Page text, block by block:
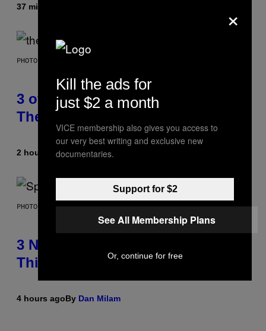
37 minutes ago
PHOTO BY JAMIE MCCARTHY/WIREIMAGE
3 of the Best Alt-Rock Television
Theme Songs of the 2000s
2 hours agoByDan Milam
PHOTO BY TIM RONEY/GETTY IMAGES
3 No-Skip Pop Albums Turning 30
This Year
4 hours agoBy Dan Milam
×
Kill the ads for
just $2 a month
VICE membership also gives you access to
our very best writing and exclusive new
documentaries.
Support for $2
See All Membership Plans
Or, continue for free